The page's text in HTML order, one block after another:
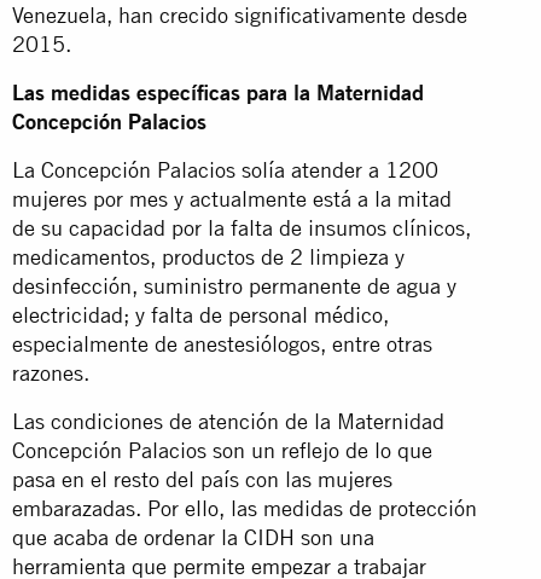
Venezuela, han crecido significativamente desde
2015.
Las medidas específicas para la Maternidad
Concepción Palacios
La Concepción Palacios solía atender a 1200
mujeres por mes y actualmente está a la mitad
de su capacidad por la falta de insumos clínicos,
medicamentos, productos de 2 limpieza y
desinfección, suministro permanente de agua y
electricidad; y falta de personal médico,
especialmente de anestesiólogos, entre otras
razones.
Las condiciones de atención de la Maternidad
Concepción Palacios son un reflejo de lo que
pasa en el resto del país con las mujeres
embarazadas. Por ello, las medidas de protección
que acaba de ordenar la CIDH son una
herramienta que permite empezar a trabajar